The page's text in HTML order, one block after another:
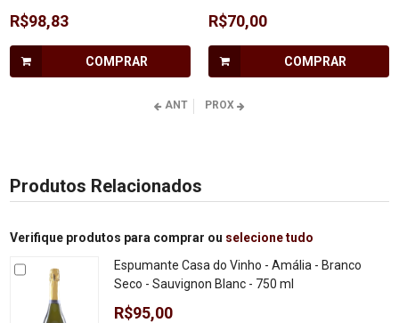
R$98,83
COMPRAR
R$70,00
COMPRAR
ANT PROX
Produtos Relacionados
Verifique produtos para comprar ou selecione tudo
Espumante Casa do Vinho - Amália - Branco
Seco - Sauvignon Blanc - 750 ml
R$95,00